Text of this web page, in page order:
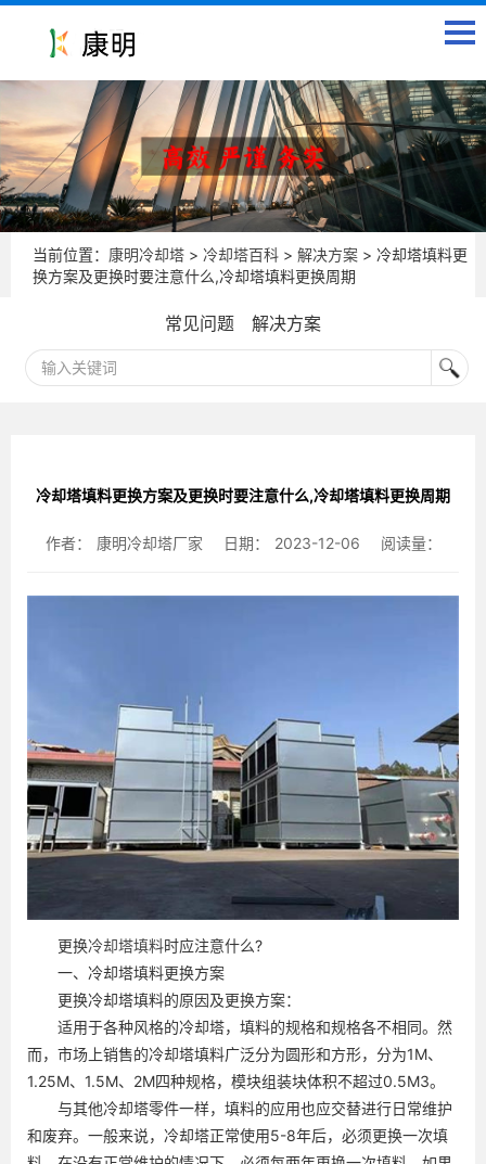
当前位置： 康明冷却塔 > 冷却塔百科 > 解决方案 > 冷却塔填料更
换方案及更换时要注意什么,冷却塔填料更换周期
常见问题 解决方案
冷却塔填料更换方案及更换时要注意什么,冷却塔填料更换周期
作者： 康明冷却塔厂家 日期： 2023-12-06 阅读量：
更换冷却塔填料时应注意什么?
一、冷却塔填料更换方案
更换冷却塔填料的原因及更换方案：
适用于各种风格的冷却塔，填料的规格和规格各不相同。然
而，市场上销售的冷却塔填料广泛分为圆形和方形，分为1M、
1.25M、1.5M、2M四种规格，模块组装块体积不超过0.5M3。
与其他冷却塔零件一样，填料的应用也应交替进行日常维护
和废弃。一般来说，冷却塔正常使用5-8年后，必须更换一次填